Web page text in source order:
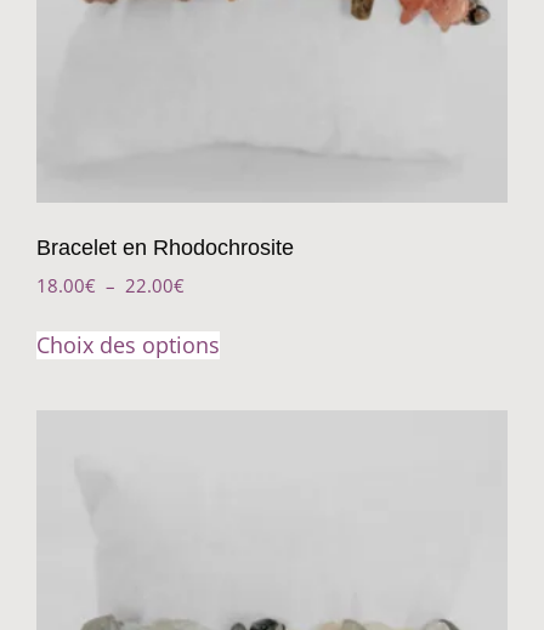
Bracelet en Rhodochrosite
18.00€ – 22.00€
Choix des options